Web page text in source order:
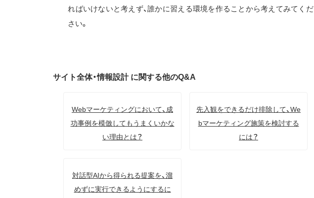
ればいけないと考えず、誰かに習える環境を作ることから考えてみてくだ
さい。
サイト全体・情報設計 に関する他のQ&A
Webマーケティングにおいて、成
功事例を模倣してもうまくいかな
い理由とは？
先入観をできるだけ排除して、We
bマーケティング施策を検討する
には？
対話型AIから得られる提案を、溜
めずに実行できるようにするに